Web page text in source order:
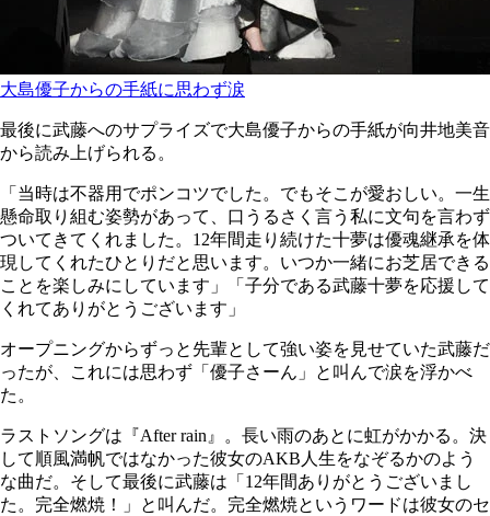
大島優子からの手紙に思わず涙
最後に武藤へのサプライズで大島優子からの手紙が向井地美音
から読み上げられる。
「当時は不器用でポンコツでした。でもそこが愛おしい。一生
懸命取り組む姿勢があって、口うるさく言う私に文句を言わず
ついてきてくれました。12年間走り続けた十夢は優魂継承を体
現してくれたひとりだと思います。いつか一緒にお芝居できる
ことを楽しみにしています」「子分である武藤十夢を応援して
くれてありがとうございます」
オープニングからずっと先輩として強い姿を見せていた武藤だ
ったが、これには思わず「優子さーん」と叫んで涙を浮かべ
た。
ラストソングは『After rain』。長い雨のあとに虹がかかる。決
して順風満帆ではなかった彼女のAKB人生をなぞるかのよう
な曲だ。そして最後に武藤は「12年間ありがとうございまし
た。完全燃焼！」と叫んだ。完全燃焼というワードは彼女のセ